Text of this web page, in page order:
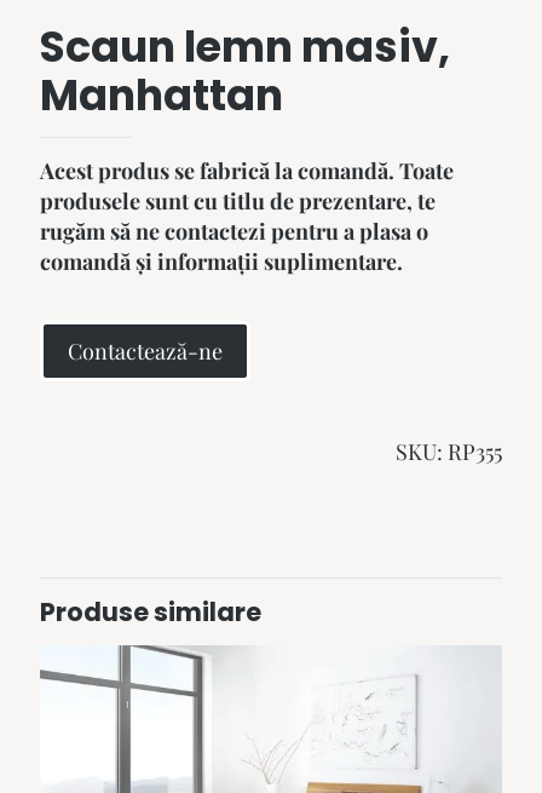
Scaun lemn masiv,
Manhattan
Acest produs se fabrică la comandă. Toate
produsele sunt cu titlu de prezentare, te
rugăm să ne contactezi pentru a plasa o
comandă și informații suplimentare.
Contactează-ne
SKU: RP355
Produse similare